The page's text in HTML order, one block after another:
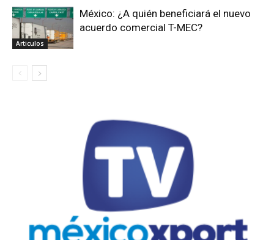
Articulos
México: ¿A quién beneficiará el nuevo
acuerdo comercial T-MEC?